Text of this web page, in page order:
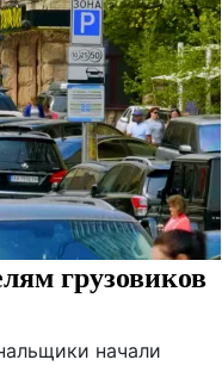
грузовиков
начали